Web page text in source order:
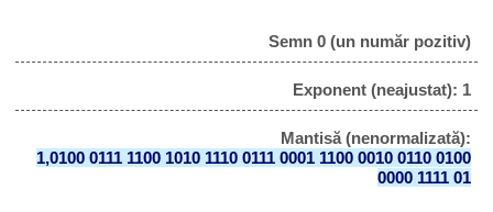
Semn 0 (un număr pozitiv)
Exponent (neajustat): 1
Mantisă (nenormalizată):
1,0100 0111 1100 1010 1110 0111 0001 1100 0010 0110 0100
0000 1111 01